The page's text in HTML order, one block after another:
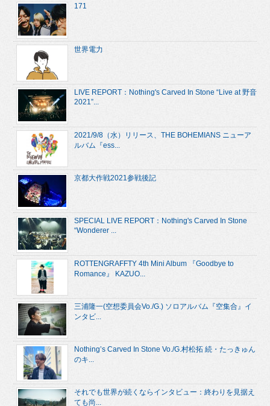
171
世界電力
LIVE REPORT：Nothing's Carved In Stone “Live at 野音
2021”...
2021/9/8（水）リリース、THE BOHEMIANS ニューア
ルバム『ess...
京都大作戦2021参戦後記
SPECIAL LIVE REPORT：Nothing's Carved In Stone
“Wonderer ...
ROTTENGRAFFTY 4th Mini Album 『Goodbye to
Romance』 KAZUO...
三浦隆一(空想委員会Vo./G.) ソロアルバム『空集合』イ
ンタビ...
Nothing’s Carved In Stone Vo./G.村松拓 続・たっきゅん
のキ...
それでも世界が続くならインタビュー：終わりを見据え
ても尚...